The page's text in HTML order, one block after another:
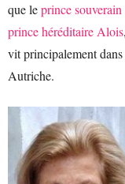
que leprince
prince héréditaire Alois
vit principalement dans
Autriche.